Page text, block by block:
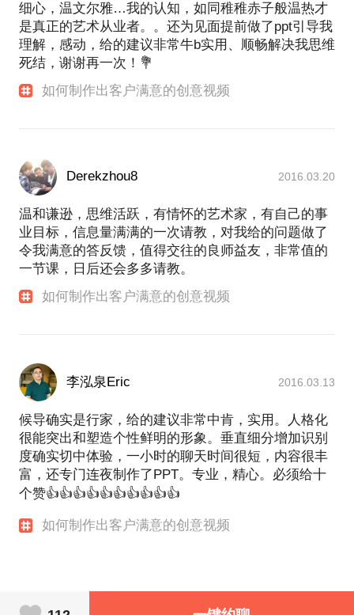
细心，温文尔雅…我的认知，如同稚稚赤子般温热才
是真正的艺术从业者。。还为见面提前做了ppt引导我
理解，感动，给的建议非常牛b实用、顺畅解决我思维
死结，谢谢再一次！💐
如何制作出客户满意的创意视频
Derekzhou8 2016.03.20
温和谦逊，思维活跃，有情怀的艺术家，有自己的事
业目标，信息量满满的一次请教，对我给的问题做了
令我满意的答反馈，值得交往的良师益友，非常值的
一节课，日后还会多多请教。
如何制作出客户满意的创意视频
李泓泉Eric 2016.03.13
候导确实是行家，给的建议非常中肯，实用。人格化
很能突出和塑造个性鲜明的形象。垂直细分增加识别
度确实切中体验，一小时的聊天时间很短，内容很丰
富，还专门连夜制作了PPT。专业，精心。必须给十
个赞👍👍👍👍👍👍👍👍👍👍
如何制作出客户满意的创意视频